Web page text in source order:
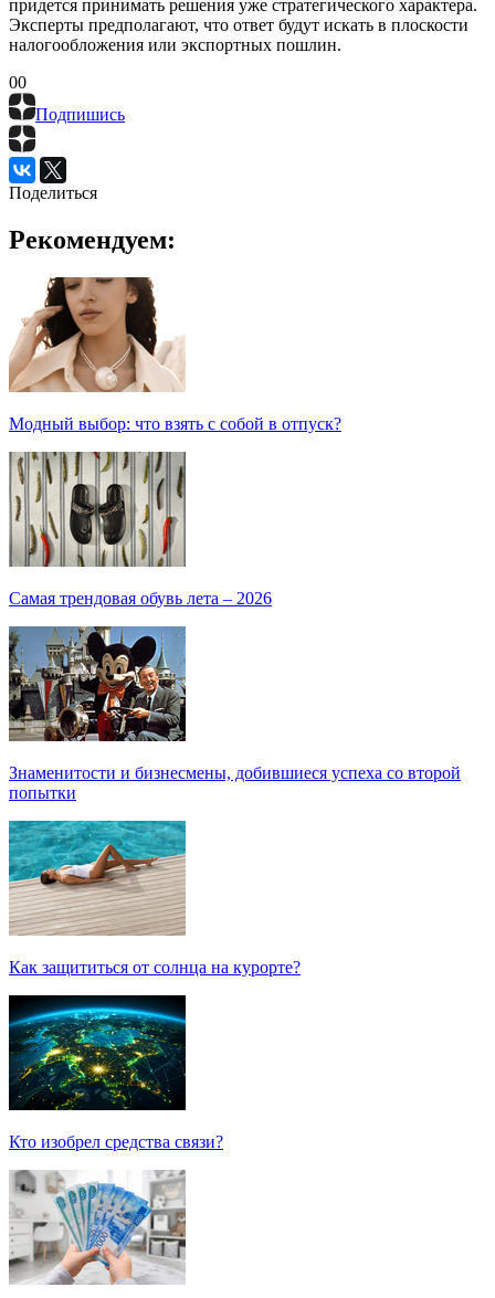
придется принимать решения уже стратегического характера.
Эксперты предполагают, что ответ будут искать в плоскости
налогообложения или экспортных пошлин.
00
Подпишись
Поделиться
Рекомендуем:
Модный выбор: что взять с собой в отпуск?
Самая трендовая обувь лета – 2026
Знаменитости и бизнесмены, добившиеся успеха со второй
попытки
Как защититься от солнца на курорте?
Кто изобрел средства связи?